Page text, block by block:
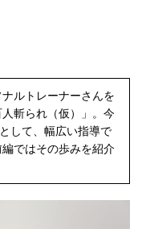
ルトレーナーさんを
斬られ（仮）」。今
して、幅広い指導で
ではその歩みを紹介